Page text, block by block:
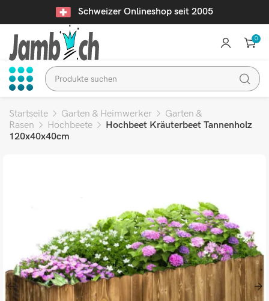
Schweizer Onlineshop seit 2005
0
Startseite Garten & Heimwerker
Garten &
Rasen
Hochbeete
Hochbeet Kräuterbeet Tannenholz
120x40x40cm